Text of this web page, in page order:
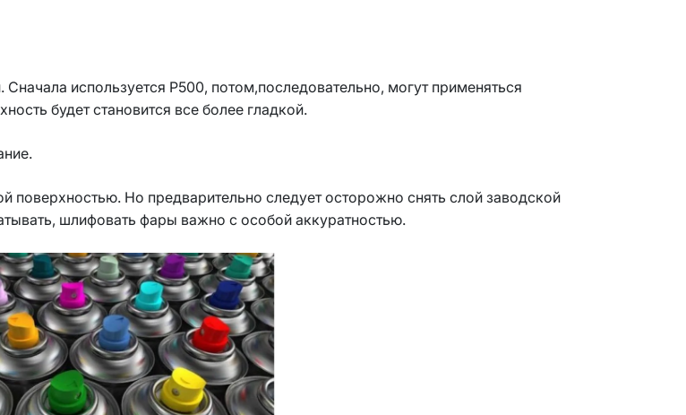
используется P500, потом,последовательно, могут применяться
будет становится все более гладкой.
поверхностью. Но предварительно следует осторожно снять слой заводской
шлифовать фары важно с особой аккуратностью.